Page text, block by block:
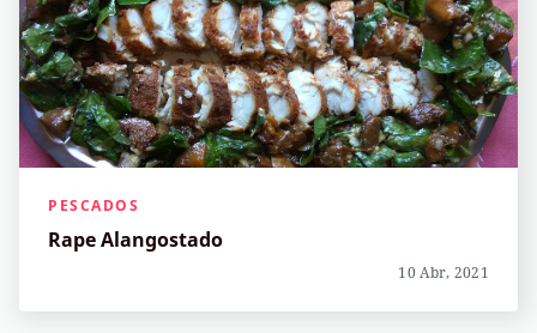
PESCADOS
Rape Alangostado
10 Abr, 2021